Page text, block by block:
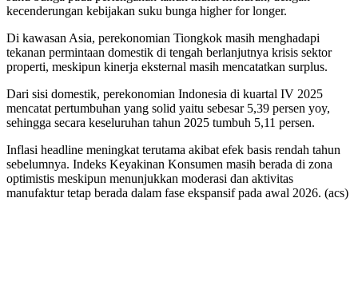
kecenderungan kebijakan suku bunga higher for longer.
Di kawasan Asia, perekonomian Tiongkok masih menghadapi
tekanan permintaan domestik di tengah berlanjutnya krisis sektor
properti, meskipun kinerja eksternal masih mencatatkan surplus.
Dari sisi domestik, perekonomian Indonesia di kuartal IV 2025
mencatat pertumbuhan yang solid yaitu sebesar 5,39 persen yoy,
sehingga secara keseluruhan tahun 2025 tumbuh 5,11 persen.
Inflasi headline meningkat terutama akibat efek basis rendah tahun
sebelumnya. Indeks Keyakinan Konsumen masih berada di zona
optimistis meskipun menunjukkan moderasi dan aktivitas
manufaktur tetap berada dalam fase ekspansif pada awal 2026. (acs)